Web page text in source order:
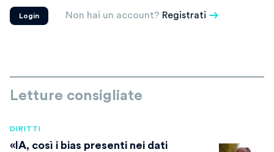
Login Non hai un account? Registrati
Letture consigliate
DIRITTI
«IA, così i bias presenti nei dati